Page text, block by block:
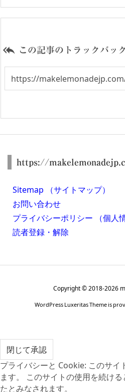
 この記事のトラックバッ
https://
Sitemap （サイトマップ）
お問い合わせ
プライバシーポリシー （個人
読者登録・解除
Copyright ©2018-2026
WordPress Luxeritas Theme is
プライバシーと Cookie: このサイ
ます。 このサイトの使用を続け
たとみなされます。